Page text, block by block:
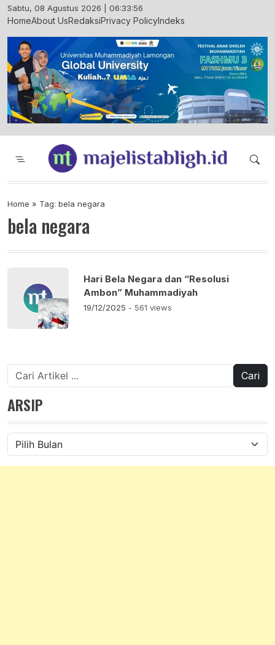
Skip
to
Sabtu, 08 Agustus 2026 | 06:33:57
HomeAbout UsRedaksiPrivacy PolicyIndeks
Majelis Tabligh Muhammadiyah
Syiar Dakwah Islam Berkemajuan dan
Home » Tag: bela negara
bela negara
Hari Bela Negara dan “Resolusi
Ambon” Muhammadiyah
19/12/2025 - 561 views
Cari
untuk:
ARSIP
Arsip